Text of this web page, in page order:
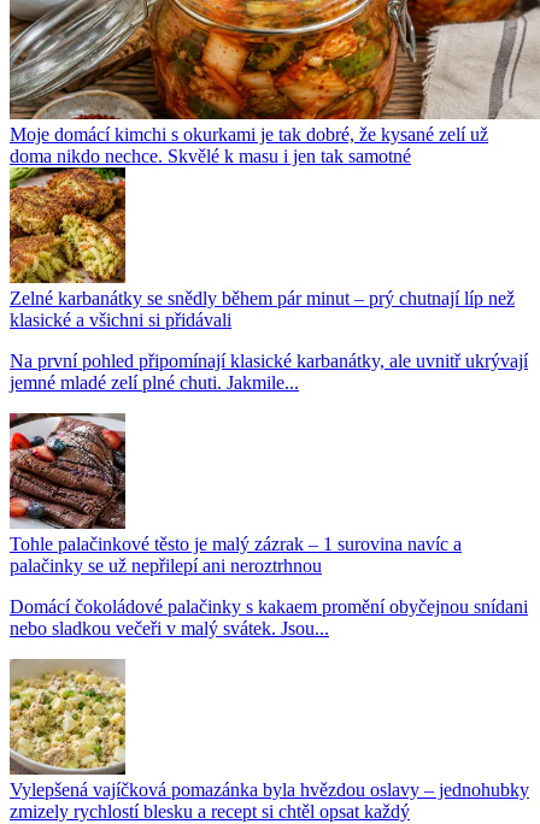
Moje domácí kimchi s okurkami je tak dobré, že kysané zelí už
doma nikdo nechce. Skvělé k masu i jen tak samotné
Zelné karbanátky se snědly během pár minut – prý chutnají líp než
klasické a všichni si přidávali
Na první pohled připomínají klasické karbanátky, ale uvnitř ukrývají
jemné mladé zelí plné chuti. Jakmile...
Tohle palačinkové těsto je malý zázrak – 1 surovina navíc a
palačinky se už nepřilepí ani neroztrhnou
Domácí čokoládové palačinky s kakaem promění obyčejnou snídani
nebo sladkou večeři v malý svátek. Jsou...
Vylepšená vajíčková pomazánka byla hvězdou oslavy – jednohubky
zmizely rychlostí blesku a recept si chtěl opsat každý